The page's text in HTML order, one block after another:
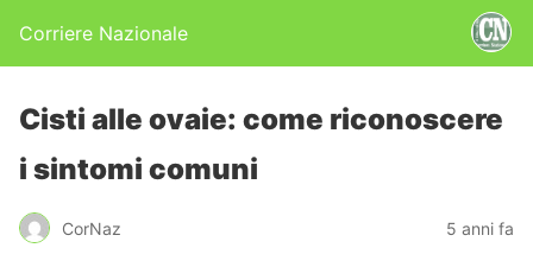
Corriere Nazionale
Cisti alle ovaie: come riconoscere
i sintomi comuni
CorNaz 5 anni fa